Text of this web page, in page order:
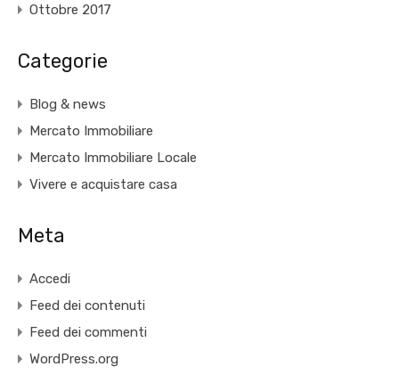
Ottobre 2017
Categorie
Blog & news
Mercato Immobiliare
Mercato Immobiliare Locale
Vivere e acquistare casa
Meta
Accedi
Feed dei contenuti
Feed dei commenti
WordPress.org